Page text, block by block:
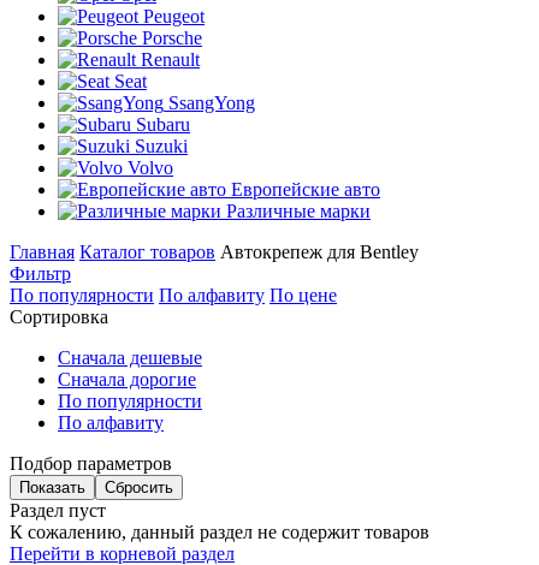
Peugeot
Porsche
Renault
Seat
SsangYong
Subaru
Suzuki
Volvo
Европейские авто
Различные марки
Главная Каталог товаров Автокрепеж для Bentley
Фильтр
По популярности По алфавиту По цене
Сортировка
Сначала дешевые
Сначала дорогие
По популярности
По алфавиту
Подбор параметров
Раздел пуст
К сожалению, данный раздел не содержит товаров
Перейти в корневой раздел